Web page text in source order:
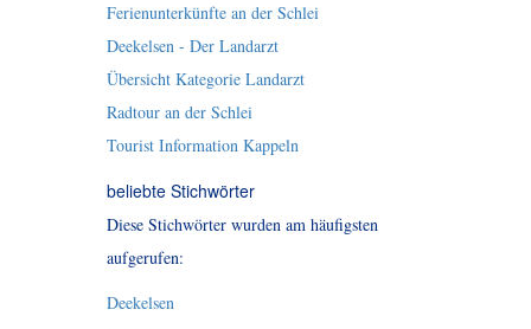
Ferienunterkünfte an der Schlei
Deekelsen - Der Landarzt
Übersicht Kategorie Landarzt
Radtour an der Schlei
Tourist Information Kappeln
beliebte Stichwörter
Diese Stichwörter wurden am häufigsten
aufgerufen:
Deekelsen